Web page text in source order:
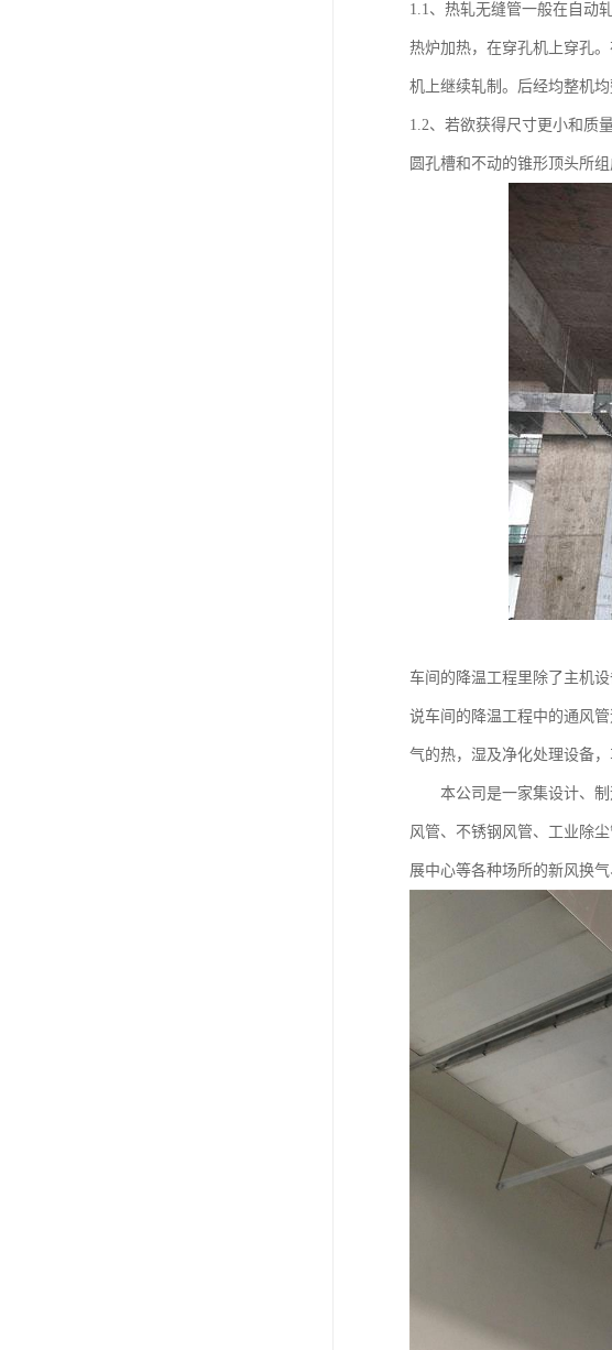
1.1、热轧无缝管一般在自动
热炉加热，在穿孔机上穿孔
机上继续轧制。后经均整机
1.2、若欲获得尺寸更小和质
圆孔槽和不动的锥形顶头所
车间的降温工程里除了主机
说车间的降温工程中的通风
气的热，湿及净化处理设备
本公司是一家集设计、制
风管、不锈钢风管、工业除
展中心等各种场所的新风换